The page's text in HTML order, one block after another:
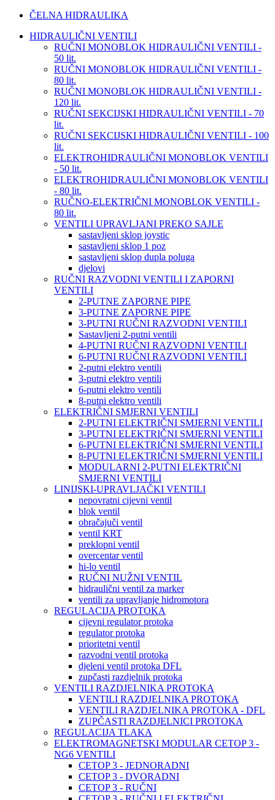
ČELNA HIDRAULIKA
HIDRAULIČNI VENTILI
RUČNI MONOBLOK HIDRAULIČNI VENTILI -
50 lit.
RUČNI MONOBLOK HIDRAULIČNI VENTILI -
80 lit.
RUČNI MONOBLOK HIDRAULIČNI VENTILI -
120 lit.
RUČNI SEKCIJSKI HIDRAULIČNI VENTILI - 70
lit.
RUČNI SEKCIJSKI HIDRAULIČNI VENTILI - 100
lit.
ELEKTROHIDRAULIČNI MONOBLOK VENTILI
- 50 lit.
ELEKTROHIDRAULIČNI MONOBLOK VENTILI
- 80 lit.
RUČNO-ELEKTRIČNI MONOBLOK VENTILI -
80 lit.
VENTILI UPRAVLJANI PREKO SAJLE
sastavljeni sklop joystic
sastavljeni sklop 1 poz
sastavljeni sklop dupla poluga
djelovi
RUČNI RAZVODNI VENTILI I ZAPORNI
VENTILI
2-PUTNE ZAPORNE PIPE
3-PUTNE ZAPORNE PIPE
3-PUTNI RUČNI RAZVODNI VENTILI
Sastavljeni 2-putni ventili
4-PUTNI RUČNI RAZVODNI VENTILI
6-PUTNI RUČNI RAZVODNI VENTILI
2-putni elektro ventili
3-putni elektro ventili
6-putni elektro ventili
8-putni elektro ventili
ELEKTRIČNI SMJERNI VENTILI
2-PUTNI ELEKTRIČNI SMJERNI VENTILI
3-PUTNI ELEKTRIČNI SMJERNI VENTILI
6-PUTNI ELEKTRIČNI SMJERNI VENTILI
8-PUTNI ELEKTRIČNI SMJERNI VENTILI
MODULARNI 2-PUTNI ELEKTRIČNI
SMJERNI VENTILI
LINIJSKI-UPRAVLJAČKI VENTILI
nepovratni cijevni ventil
blok ventil
obračajuči ventil
ventil KRT
preklopni ventil
overcentar ventil
hi-lo ventil
RUČNI NUŽNI VENTIL
hidraulični ventil za marker
ventili za upravljanje hidromotora
REGULACIJA PROTOKA
cijevni regulator protoka
regulator protoka
prioritetni ventil
razvodni ventil protoka
djeleni ventil protoka DFL
zupčasti razdjelnik protoka
VENTILI RAZDJELNIKA PROTOKA
VENTILI RAZDJELNIKA PROTOKA
VENTILI RAZDJELNIKA PROTOKA - DFL
ZUPČASTI RAZDJELNICI PROTOKA
REGULACIJA TLAKA
ELEKTROMAGNETSKI MODULAR CETOP 3 -
NG6 VENTILI
CETOP 3 - JEDNORADNI
CETOP 3 - DVORADNI
CETOP 3 - RUČNI